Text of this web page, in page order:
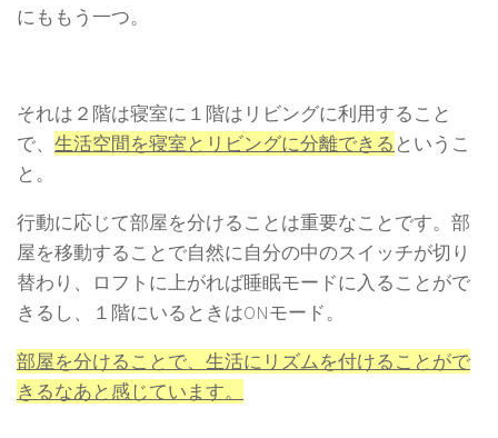
にももう一つ。
それは２階は寝室に１階はリビングに利用すること
で、 生活空間を寝室とリビングに分離できる というこ
と。
行動に応じて部屋を分けることは重要なことです。部
屋を移動することで自然に自分の中のスイッチが切り
替わり、ロフトに上がれば睡眠モードに入ることがで
きるし、１階にいるときはONモード。
部屋を分けることで、生活にリズムを付けることがで
きるなあと感じています。